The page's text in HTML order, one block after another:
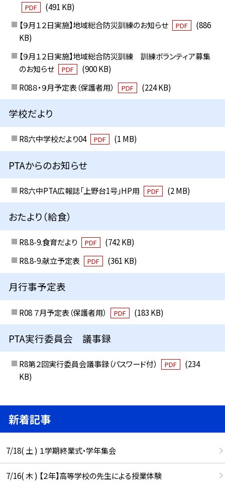
PDF
(491 KB)
【９月１２日実施】地域総合防災訓練のお知らせ
PDF
(886
KB)
【９月１２日実施】地域総合防災訓練 訓練ボランティア募集
のお知らせ
PDF
(900 KB)
R08８・９月予定表（保護者用）
PDF (224 KB)
学校だより
R8六中学校だより04 PDF (1 MB)
PTAからのお知らせ
R8六中PTA広報誌「上野台1号」HP用 PDF (2 MB)
おたより（給食）
R8.8-9.食育だより PDF
(742 KB)
R8.8-9.献立予定表
PDF (361 KB)
月行事予定表
R08 ７月予定表（保護者用） PDF (183 KB)
PTA実行委員会 議事録
R8第２回実行委員会議事録（パスワード付） PDF
(234
KB)
新着記事
7/18( 土 ) １学期終業式・学年集会
7/16( 木 ) 【２年】高等学校の先生による授業体験